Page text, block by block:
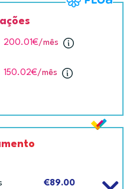
200.01€/mês
150.02€/mês
€89.00